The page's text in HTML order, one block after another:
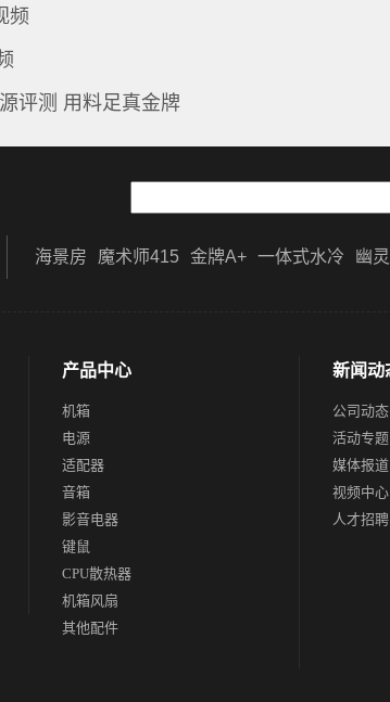
频
评测 用料足真金牌
海景房 魔术师415 金牌A+ 一体式水冷 幽
产品中心
机箱
电源
适配器
音箱
影音电器
键鼠
CPU散热器
机箱风扇
其他配件
新闻动
公司动态
活动专题
媒体报道
视频中心
人才招聘